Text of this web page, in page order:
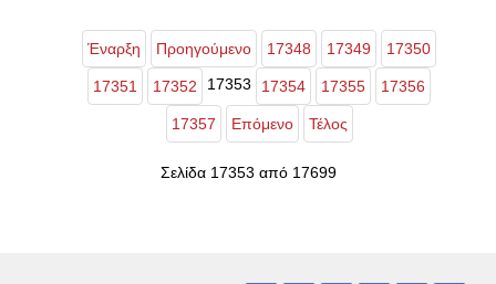
Έναρξη Προηγούμενο 17348 17349 17350
17351 17352 17353 17354 17355 17356
17357 Επόμενο Τέλος
Σελίδα 17353 από 17699